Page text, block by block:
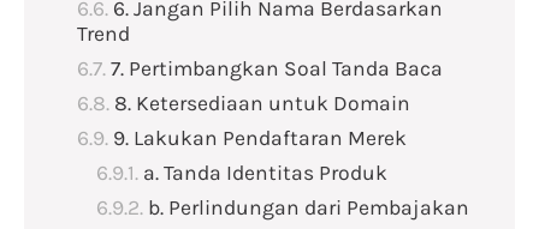
6. Jangan Pilih Nama Berdasarkan
Trend
7. Pertimbangkan Soal Tanda Baca
8. Ketersediaan untuk Domain
9. Lakukan Pendaftaran Merek
a. Tanda Identitas Produk
b. Perlindungan dari Pembajakan